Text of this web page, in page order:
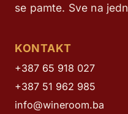
se pamte. Sve na
KONTAKT
+387 65 918 027
+387 51 962 985
info@wineroom.ba